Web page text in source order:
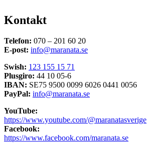
Kontakt
Telefon: 070 – 201 60 20
E-post: info@maranata.se
Swish: 123 155 15 71
Plusgiro: 44 10 05-6
IBAN: SE75 9500 0099 6026 0441 0056
PayPal: info@maranata.se
YouTube:
https://www.youtube.com/@maranatasverige
Facebook:
https://www.facebook.com/maranata.se